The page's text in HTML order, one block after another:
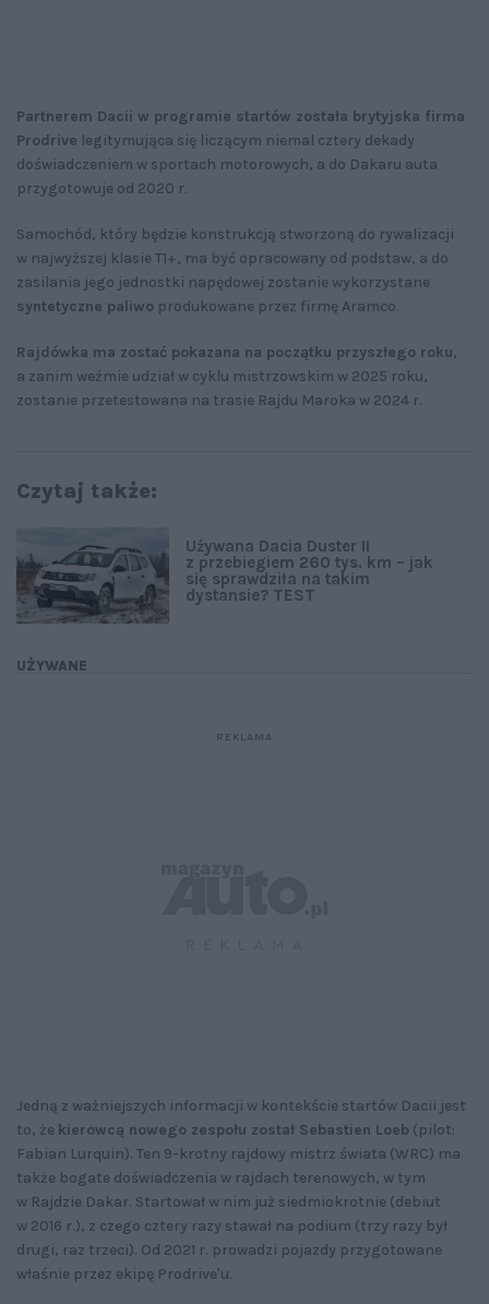
Partnerem Dacii w programie startów została brytyjska firma
Prodrive legitymująca się liczącym niemal cztery dekady
doświadczeniem w sportach motorowych, a do Dakaru auta
przygotowuje od 2020 r.
Samochód, który będzie konstrukcją stworzoną do rywalizacji
w najwyższej klasie T1+, ma być opracowany od podstaw, a do
zasilania jego jednostki napędowej zostanie wykorzystane
syntetyczne paliwo produkowane przez firmę Aramco.
Rajdówka ma zostać pokazana na początku przyszłego roku,
a zanim weźmie udział w cyklu mistrzowskim w 2025 roku,
zostanie przetestowana na trasie Rajdu Maroka w 2024 r.
Czytaj także:
UŻYWANE
Używana Dacia Duster II
z przebiegiem 260 tys. km – jak
się sprawdziła na takim
dystansie? TEST
Jedną z ważniejszych informacji w kontekście startów Dacii jest
to, że kierowcą nowego zespołu został Sebastien Loeb (pilot:
Fabian Lurquin). Ten 9-krotny rajdowy mistrz świata (WRC) ma
także bogate doświadczenia w rajdach terenowych, w tym
w Rajdzie Dakar. Startował w nim już siedmiokrotnie (debiut
w 2016 r.), z czego cztery razy stawał na podium (trzy razy był
drugi, raz trzeci). Od 2021 r. prowadzi pojazdy przygotowane
właśnie przez ekipę Prodrive'u.